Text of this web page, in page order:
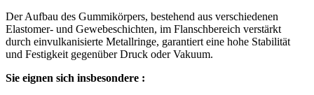
Der Aufbau des Gummikörpers, bestehend aus verschiedenen
Elastomer- und Gewebeschichten, im Flanschbereich verstärkt
durch einvulkanisierte Metallringe, garantiert eine hohe Stabilität
und Festigkeit gegenüber Druck oder Vakuum.
Sie eignen sich insbesondere :